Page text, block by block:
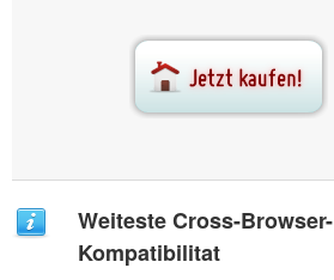
Weiteste Cross-Browser-
Kompatibilitat